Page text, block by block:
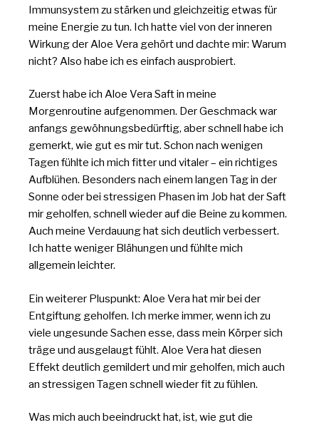
Immunsystem zu stärken und gleichzeitig etwas für
meine Energie zu tun. Ich hatte viel von der inneren
Wirkung der Aloe Vera gehört und dachte mir: Warum
nicht? Also habe ich es einfach ausprobiert.
Zuerst habe ich Aloe Vera Saft in meine
Morgenroutine aufgenommen. Der Geschmack war
anfangs gewöhnungsbedürftig, aber schnell habe ich
gemerkt, wie gut es mir tut. Schon nach wenigen
Tagen fühlte ich mich fitter und vitaler – ein richtiges
Aufblühen. Besonders nach einem langen Tag in der
Sonne oder bei stressigen Phasen im Job hat der Saft
mir geholfen, schnell wieder auf die Beine zu kommen.
Auch meine Verdauung hat sich deutlich verbessert.
Ich hatte weniger Blähungen und fühlte mich
allgemein leichter.
Ein weiterer Pluspunkt: Aloe Vera hat mir bei der
Entgiftung geholfen. Ich merke immer, wenn ich zu
viele ungesunde Sachen esse, dass mein Körper sich
träge und ausgelaugt fühlt. Aloe Vera hat diesen
Effekt deutlich gemildert und mir geholfen, mich auch
an stressigen Tagen schnell wieder fit zu fühlen.
Was mich auch beeindruckt hat, ist, wie gut die